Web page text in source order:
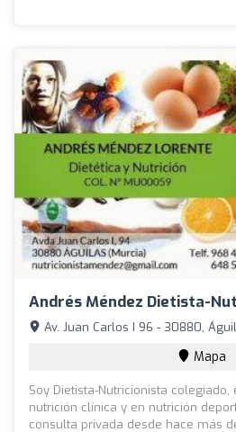
Andrés Méndez Dietista-
Av. Juan Carlos I 96 - 30880,
Mapa
Soy Dietista-Nutricionista
nutrición clínica y en nutrición
consulta privada desde hace más